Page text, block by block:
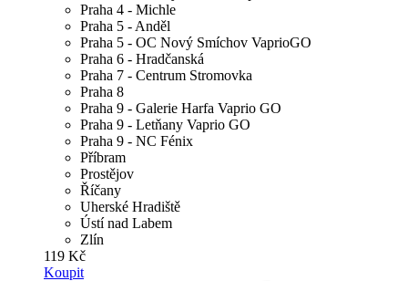
Praha 4 - Michle
Praha 5 - Anděl
Praha 5 - OC Nový Smíchov VaprioGO
Praha 6 - Hradčanská
Praha 7 - Centrum Stromovka
Praha 8
Praha 9 - Galerie Harfa Vaprio GO
Praha 9 - Letňany Vaprio GO
Praha 9 - NC Fénix
Příbram
Prostějov
Říčany
Uherské Hradiště
Ústí nad Labem
Zlín
119 Kč
Koupit